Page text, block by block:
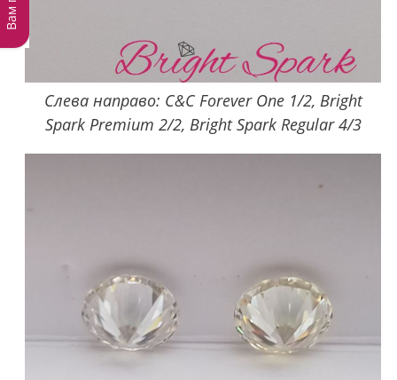
Слева направо: C&C Forever One 1/2, Bright
Spark Premium 2/2, Bright Spark Regular 4/3